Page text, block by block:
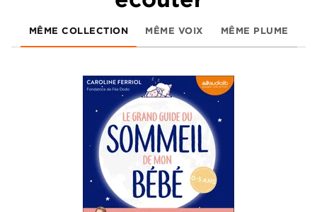
MÊME COLLECTION MÊME VOIX MÊME PLUME